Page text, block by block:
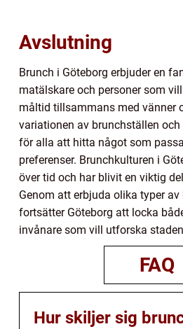
Avslutning
Brunch i Göteborg erbjuder en
matälskare och personer som
måltid tillsammans med vänner
variationen av brunchställen
för alla att hitta något som
preferenser. Brunchkulturen i
över tid och har blivit en viktig
Genom att erbjuda olika typer
fortsätter Göteborg att locka
invånare som vill utforska
FAQ
Hur skiljer sig